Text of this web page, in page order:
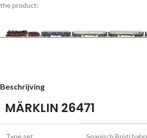
the product:
Beschrijving
MÄRKLIN 26471
Type set Spanisch Bröti bahn